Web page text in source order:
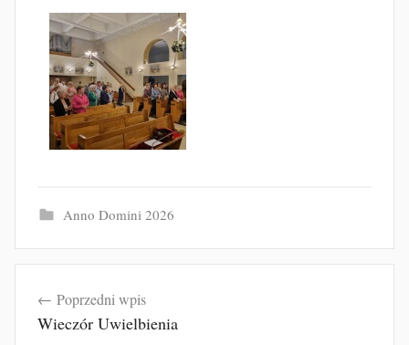
Anno Domini 2026
wpisuPoprzedni wpis
Wieczór Uwielbienia